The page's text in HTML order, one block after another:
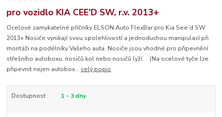
pro vozidlo KIA CEE'D SW, r.v. 2013+
Ocelové zamykatelné příčníky ELSON Auto FlexBar pro Kia See’d SW
2013+ Nosiče vynikají svou spolehlivostí a jednoduchou manipulací při
montáži na podélníky Vašeho auta. Nosiče jsou vhodné pro připevnění
střešního autoboxu, nosičů kol nebo nosičů lyží. (Na ocelové tyče lze
připevnit nejen autobox... celý popis
Dostupnost 1 - 3 dny